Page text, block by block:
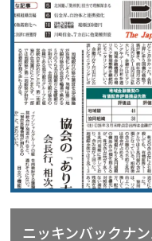
ニッキンバックナ